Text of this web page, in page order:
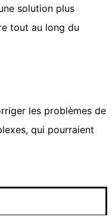
solution plus
tout au long du
les problèmes de
qui pourraient